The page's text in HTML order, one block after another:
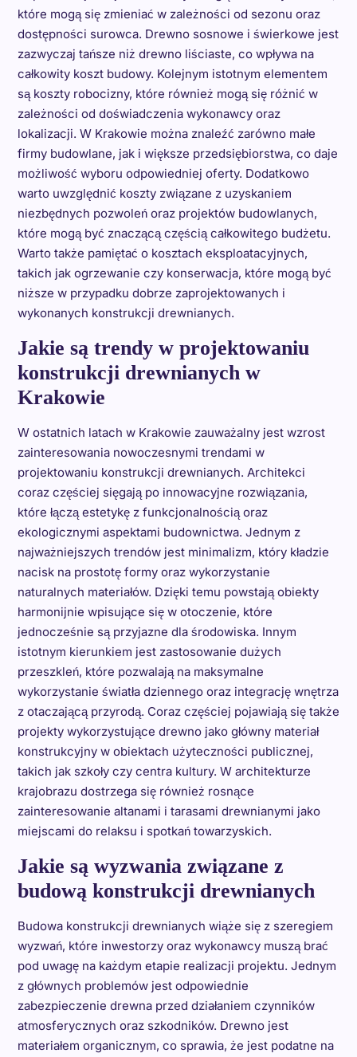
które mogą się zmieniać w zależności od sezonu oraz
dostępności surowca. Drewno sosnowe i świerkowe jest
zazwyczaj tańsze niż drewno liściaste, co wpływa na
całkowity koszt budowy. Kolejnym istotnym elementem
są koszty robocizny, które również mogą się różnić w
zależności od doświadczenia wykonawcy oraz
lokalizacji. W Krakowie można znaleźć zarówno małe
firmy budowlane, jak i większe przedsiębiorstwa, co daje
możliwość wyboru odpowiedniej oferty. Dodatkowo
warto uwzględnić koszty związane z uzyskaniem
niezbędnych pozwoleń oraz projektów budowlanych,
które mogą być znaczącą częścią całkowitego budżetu.
Warto także pamiętać o kosztach eksploatacyjnych,
takich jak ogrzewanie czy konserwacja, które mogą być
niższe w przypadku dobrze zaprojektowanych i
wykonanych konstrukcji drewnianych.
Jakie są trendy w projektowaniu
konstrukcji drewnianych w
Krakowie
W ostatnich latach w Krakowie zauważalny jest wzrost
zainteresowania nowoczesnymi trendami w
projektowaniu konstrukcji drewnianych. Architekci
coraz częściej sięgają po innowacyjne rozwiązania,
które łączą estetykę z funkcjonalnością oraz
ekologicznymi aspektami budownictwa. Jednym z
najważniejszych trendów jest minimalizm, który kładzie
nacisk na prostotę formy oraz wykorzystanie
naturalnych materiałów. Dzięki temu powstają obiekty
harmonijnie wpisujące się w otoczenie, które
jednocześnie są przyjazne dla środowiska. Innym
istotnym kierunkiem jest zastosowanie dużych
przeszkleń, które pozwalają na maksymalne
wykorzystanie światła dziennego oraz integrację wnętrza
z otaczającą przyrodą. Coraz częściej pojawiają się także
projekty wykorzystujące drewno jako główny materiał
konstrukcyjny w obiektach użyteczności publicznej,
takich jak szkoły czy centra kultury. W architekturze
krajobrazu dostrzega się również rosnące
zainteresowanie altanami i tarasami drewnianymi jako
miejscami do relaksu i spotkań towarzyskich.
Jakie są wyzwania związane z
budową konstrukcji drewnianych
Budowa konstrukcji drewnianych wiąże się z szeregiem
wyzwań, które inwestorzy oraz wykonawcy muszą brać
pod uwagę na każdym etapie realizacji projektu. Jednym
z głównych problemów jest odpowiednie
zabezpieczenie drewna przed działaniem czynników
atmosferycznych oraz szkodników. Drewno jest
materiałem organicznym, co sprawia, że jest podatne na